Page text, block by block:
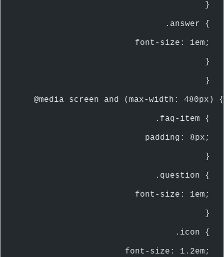
        }
        .answer {
            font-size: 1em;
        }
    }
    @media screen and (max-width: 480px) {
        .faq-item {
            padding: 8px;
        }
        .question {
            font-size: 1em;
        }
        .icon {
            font-size: 1.2em;